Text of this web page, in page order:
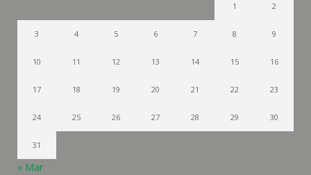
1 2
3 4 5 6 7 8 9
10 11 12 13 14 15 16
17 18 19 20 21 22 23
24 25 26 27 28 29 30
31
« Mar